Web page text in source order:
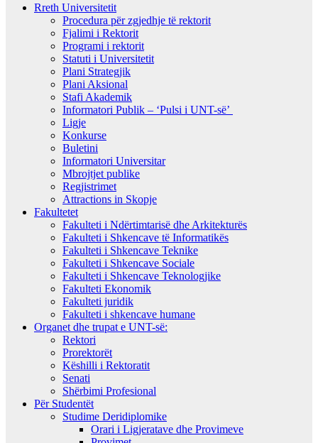
Rreth Universitetit
Procedura për zgjedhje të rektorit
Fjalimi i Rektorit
Programi i rektorit
Statuti i Universitetit
Plani Strategjik
Plani Aksional
Stafi Akademik
Informatori Publik – ‘Pulsi i UNT-së’
Ligje
Konkurse
Buletini
Informatori Universitar
Mbrojtjet publike
Regjistrimet
Attractions in Skopje
Fakultetet
Fakulteti i Ndërtimtarisë dhe Arkitekturës
Fakulteti i Shkencave të Informatikës
Fakulteti i Shkencave Teknike
Fakulteti i Shkencave Sociale
Fakulteti i Shkencave Teknologjike
Fakulteti Ekonomik
Fakulteti juridik
Fakulteti i shkencave humane
Organet dhe trupat e UNT-së:
Rektori
Prorektorët
Këshilli i Rektoratit
Senati
Shërbimi Profesional
Për Studentët
Studime Deridiplomike
Orari i Ligjeratave dhe Provimeve